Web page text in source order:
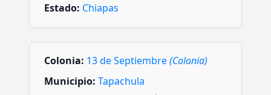
Estado: Chiapas
Colonia: 13 de Septiembre(Colonia)
Municipio: Tapachula